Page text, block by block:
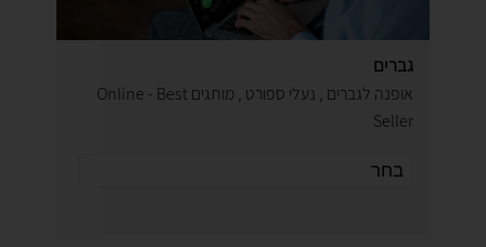
גברים
אופנה לגברים , נעלי ספורט , מותגים Online - Best
Seller